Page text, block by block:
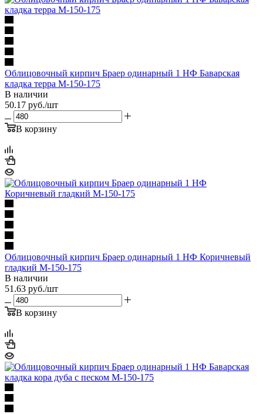
Облицовочный кирпич Браер одинарный 1 НФ Баварская
кладка терра М-150-175
В наличии
50.17 руб./шт
В корзину
Облицовочный кирпич Браер одинарный 1 НФ Коричневый
гладкий М-150-175
В наличии
51.63 руб./шт
В корзину